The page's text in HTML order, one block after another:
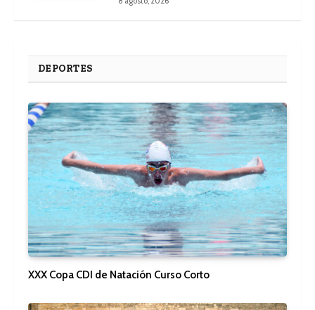
DEPORTES
XXX Copa CDI de Natación Curso Corto